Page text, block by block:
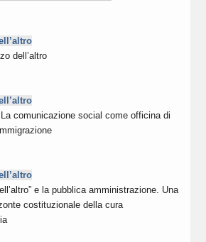
dell’altro
comunicazione social come officina di
e la pubblica amministrazione. Una
costituzionale della cura